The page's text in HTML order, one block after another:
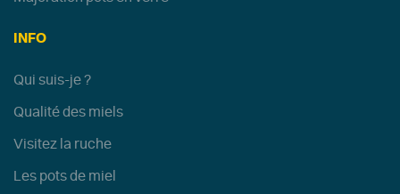
INFO
Qui suis-je ?
Qualité des miels
Visitez la ruche
Les pots de miel